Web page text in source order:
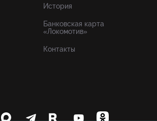
История
Банковская карта
«Локомотив»
Контакты